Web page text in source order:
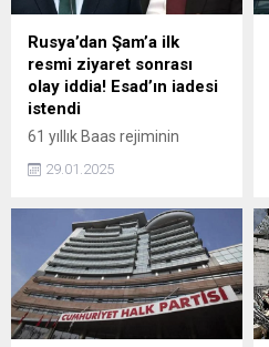
açıklamaya göre, bazı suç
örgütleri kredi kartı ve IBAN
numaralarını kullanarak kara
para aklama operasyonları
düzenliyor. Bu yeni
Rusya’dan Şam’a ilk
resmi ziyaret sonrası
olay iddia! Esad’ın iadesi
istendi
61 yıllık Baas rejiminin
devrilmesi sonrası Suriye'de
yeni dönem başladı.
ilk resmi ziyaretini
gerçekleştirdi. Görüşmenin
ardından ortaya atılan bir
iddia ise gündem oldu.
Suriye'de yeni yönetimin
başında olan Ahmed el
29.01.2025